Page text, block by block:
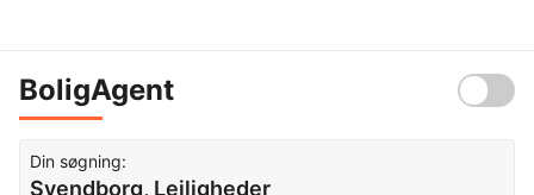
BoligAgent
Din søgning:
Svendborg, Lejligheder